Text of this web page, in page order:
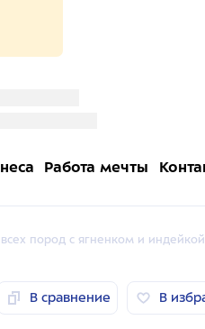
Работа мечты
пород с ягненком и
В сравнение В